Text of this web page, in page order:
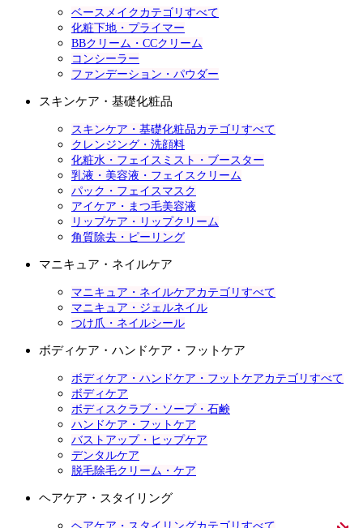
ベースメイクカテゴリすべて
化粧下地・プライマー
BBクリーム・CCクリーム
コンシーラー
ファンデーション・パウダー
スキンケア・基礎化粧品
スキンケア・基礎化粧品カテゴリすべて
クレンジング・洗顔料
化粧水・フェイスミスト・ブースター
乳液・美容液・フェイスクリーム
パック・フェイスマスク
アイケア・まつ毛美容液
リップケア・リップクリーム
角質除去・ピーリング
マニキュア・ネイルケア
マニキュア・ネイルケアカテゴリすべて
マニキュア・ジェルネイル
つけ爪・ネイルシール
ボディケア・ハンドケア・フットケア
ボディケア・ハンドケア・フットケアカテゴリすべて
ボディケア
ボディスクラブ・ソープ・石鹸
ハンドケア・フットケア
バストアップ・ヒップケア
デンタルケア
脱毛除毛クリーム・ケア
ヘアケア・スタイリング